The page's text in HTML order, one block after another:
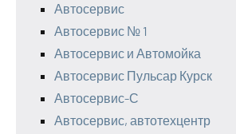
Автосервис
Автосервис № 1
Автосервис и Автомойка
Автосервис Пульсар Курск
Автосервис-С
Автосервис, автотехцентр